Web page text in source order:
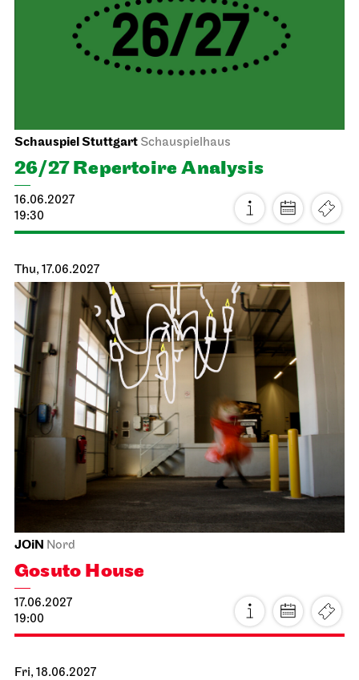
Gosuto House
Schauspiel Stuttgart Schauspielhaus
26/27 Repertoire Analysis
16.06.2027
Thu, 17.06.2027